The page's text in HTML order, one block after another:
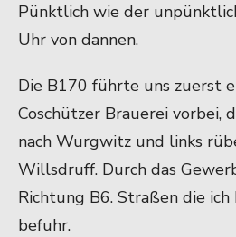
Pünktlich wie der
Uhr von dannen.
Die B170 führte uns zuerst
Coschützer Brauerei vorbei,
nach Wurgwitz und links
Willsdruff. Durch das
Richtung B6. Straßen die ich
befuhr.